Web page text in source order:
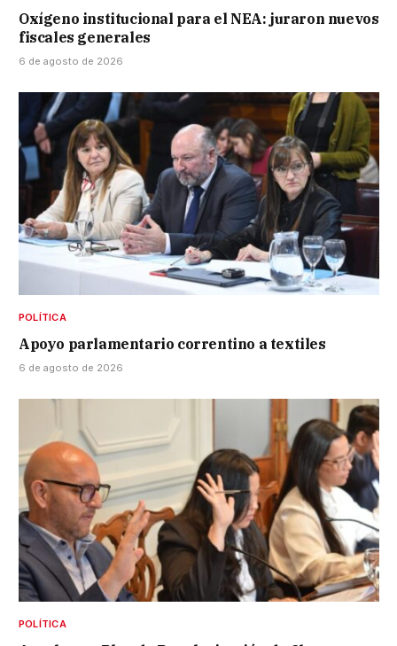
Oxígeno institucional para el NEA: juraron nuevos
fiscales generales
6 de agosto de 2026
POLÍTICA
Apoyo parlamentario correntino a textiles
6 de agosto de 2026
POLÍTICA